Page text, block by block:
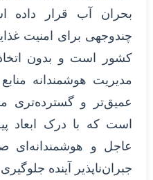
بحران آب قرار داده
چندوجهی برای امنیت
کشور است و بدون
مدیریت هوشمندانه
عمیق‌تر و گسترده‌تری
است که با درک ابعاد
عاجل و هوشمندانه‌ای
جبران‌ناپذیر آینده